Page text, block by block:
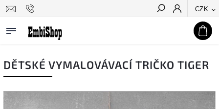
CZK
Hledat
DĚTSKÉ VYMALOVÁVACÍ TRIČKO TIGER